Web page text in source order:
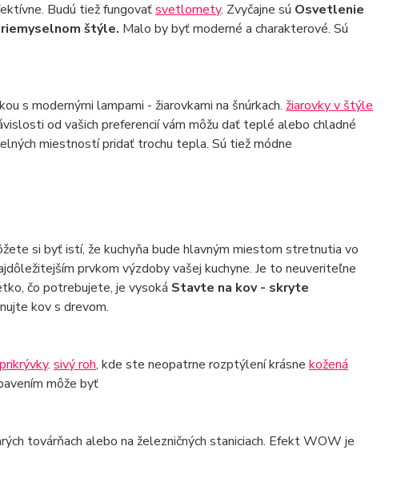
Budú tiež fungovaťsvetlomety. Zvyčajne sú Osvetlenie
štýle. Malo by byť moderné a charakterové. Sú
s modernými lampami - žiarovkami na šnúrkach. žiarovky v štýle
od vašich preferencií vám môžu dať teplé alebo chladné
miestností pridať trochu tepla. Sú tiež módne
si byť istí, že kuchyňa bude hlavným miestom stretnutia vo
prvkom výzdoby vašej kuchyne. Je to neuveriteľne
čo potrebujete, je vysoká Stavte na kov - skryte
kov s drevom.
. sivý roh, kde ste neopatrne rozptýlení krásne kožená
môže byť
továrňach alebo na železničných staniciach. Efekt WOW je